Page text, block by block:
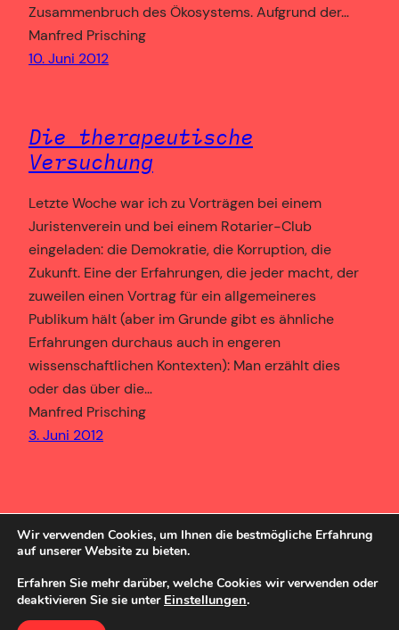
Zusammenbruch des Ökosystems. Aufgrund der…
Manfred Prisching
10. Juni 2012
Die therapeutische
Versuchung
Letzte Woche war ich zu Vorträgen bei einem
Juristenverein und bei einem Rotarier-Club
eingeladen: die Demokratie, die Korruption, die
Zukunft. Eine der Erfahrungen, die jeder macht, der
zuweilen einen Vortrag für ein allgemeineres
Publikum hält (aber im Grunde gibt es ähnliche
Erfahrungen durchaus auch in engeren
wissenschaftlichen Kontexten): Man erzählt dies
oder das über die…
Manfred Prisching
3. Juni 2012
SozBlog
Wir verwenden Cookies, um Ihnen die bestmögliche Erfahrung
auf unserer Website zu bieten.
Erfahren Sie mehr darüber, welche Cookies wir verwenden oder
deaktivieren Sie sie unter Einstellungen.